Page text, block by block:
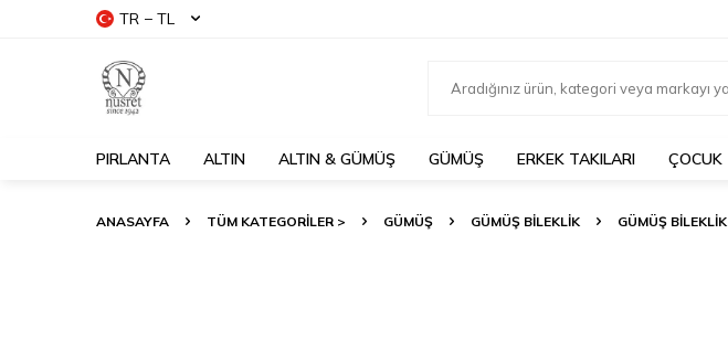
TR − TL
PIRLANTA ALTIN ALTIN & GÜMÜŞ GÜMÜŞ ERKEK TAKILARI ÇOCUK
ANASAYFA TÜM KATEGORİLER > GÜMÜŞ GÜMÜŞ BILEKLIK GÜMÜŞ BILEKLIK